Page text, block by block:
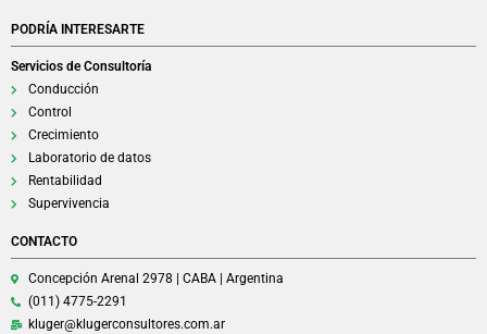
PODRÍA INTERESARTE
Servicios de Consultoría
Conducción
Control
Crecimiento
Laboratorio de datos
Rentabilidad
Supervivencia
CONTACTO
Concepción Arenal 2978 | CABA | Argentina
(011) 4775-2291
kluger@klugerconsultores.com.ar